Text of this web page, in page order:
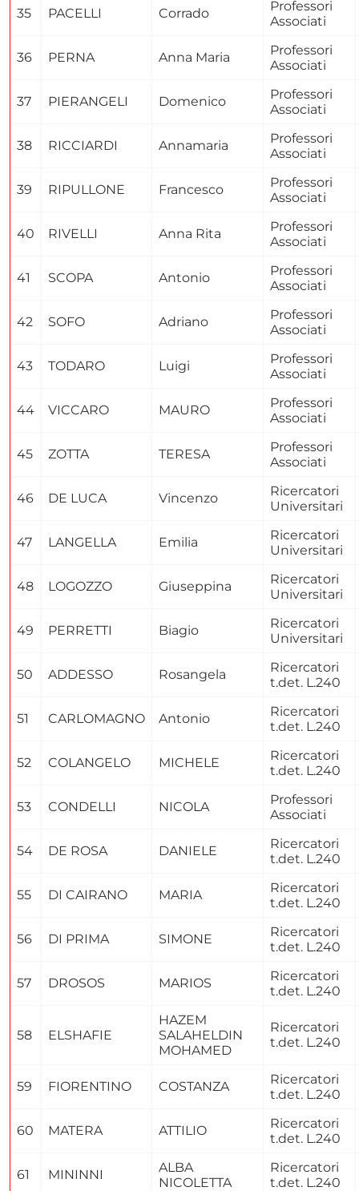
35 PACELLI Corrado
Professori
Associati
36 PERNA Anna Maria
Professori
Associati
37 PIERANGELI Domenico
Professori
Associati
38 RICCIARDI Annamaria
Professori
Associati
39 RIPULLONE Francesco
Professori
Associati
40 RIVELLI Anna Rita
Professori
Associati
41 SCOPA Antonio
Professori
Associati
42 SOFO Adriano
Professori
Associati
43 TODARO Luigi
Professori
Associati
44 VICCARO MAURO
Professori
Associati
45 ZOTTA TERESA
Professori
Associati
46 DE LUCA Vincenzo
Ricercatori
Universitari
47 LANGELLA Emilia
Ricercatori
Universitari
48 LOGOZZO Giuseppina
Ricercatori
Universitari
49 PERRETTI Biagio
Ricercatori
Universitari
50 ADDESSO Rosangela
Ricercatori
t.det. L.240
51 CARLOMAGNO Antonio
Ricercatori
t.det. L.240
52 COLANGELO MICHELE
Ricercatori
t.det. L.240
53 CONDELLI NICOLA
Professori
Associati
54 DE ROSA DANIELE
Ricercatori
t.det. L.240
55 DI CAIRANO MARIA
Ricercatori
t.det. L.240
56 DI PRIMA SIMONE
Ricercatori
t.det. L.240
57 DROSOS MARIOS
Ricercatori
t.det. L.240
58 ELSHAFIE
HAZEM
SALAHELDIN
MOHAMED
Ricercatori
t.det. L.240
59 FIORENTINO COSTANZA
Ricercatori
t.det. L.240
60 MATERA ATTILIO
Ricercatori
t.det. L.240
61 MININNI
ALBA
NICOLETTA
Ricercatori
t.det. L.240